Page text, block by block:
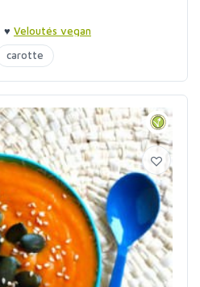
♥ Veloutés vegan
carotte